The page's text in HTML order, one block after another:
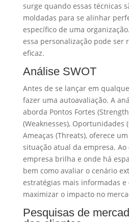
surge quando essas técnicas
moldadas para se alinhar
específico de uma
essa personalização pode ser
eficaz.
Análise SWOT
Antes de se lançar em
fazer uma autoavaliação. A
aborda Pontos Fortes
(Weaknesses), Oportunidades
Ameaças (Threats), oferece
situação atual da empresa.
empresa brilha e onde há
bem como avaliar o cenário
estratégias mais informadas
maximizar o impacto no
Pesquisas de